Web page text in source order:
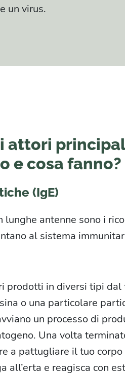
un virus.
attori
e cosa fanno?
(IgE)
lunghe antenne sono i
al sistema
prodotti in diversi tipi dal
o una particolare
un processo di
Una volta
a pattugliare il tuo
all’erta e reagisca con